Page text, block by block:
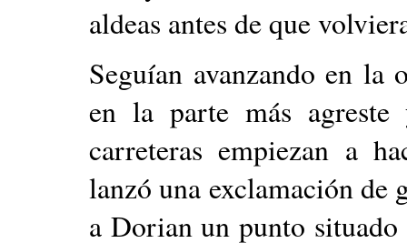
aldeas antes de que
Seguían avanzando en
en la parte más
carreteras empiezan a
lanzó una exclamación de
a Dorian un punto